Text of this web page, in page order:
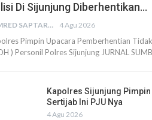
Di Sijunjung Diberhentikan…
PEMRED SAPTARIUS 4 Agu 2026
Pimpin Upacara Pemberhentian
) Personil Polres Sijunjung JURNAL
Kapolres Sijunjung
Sertijab Ini PJU Nya
4 Agu 2026